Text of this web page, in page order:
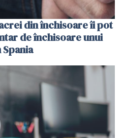
din închisoare îi pot
de închisoare unui